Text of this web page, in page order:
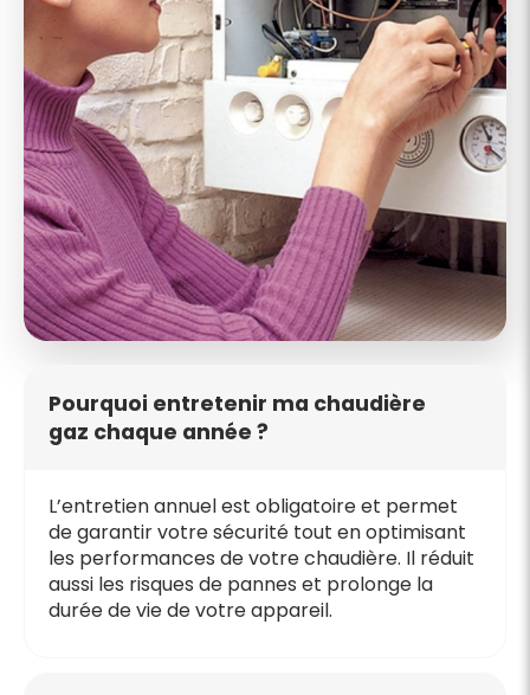
Pourquoi entretenir ma chaudière
gaz chaque année ?
L’entretien annuel est obligatoire et permet
de garantir votre sécurité tout en optimisant
les performances de votre chaudière. Il réduit
aussi les risques de pannes et prolonge la
durée de vie de votre appareil.